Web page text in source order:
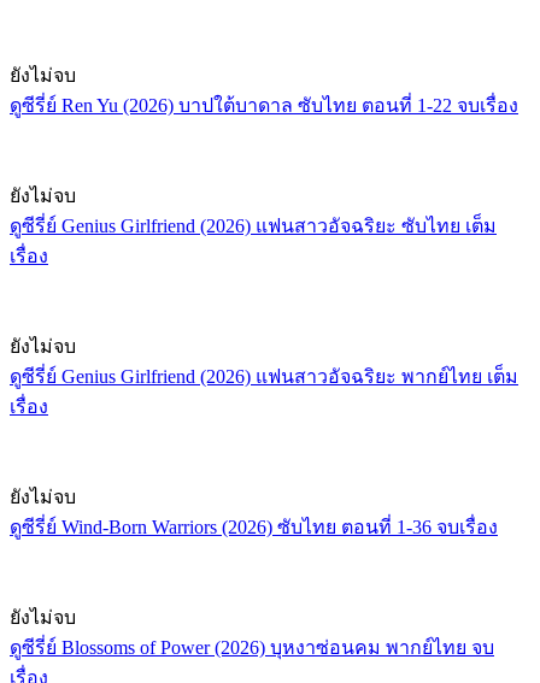
ยังไม่จบ
ดูซีรี่ย์ Ren Yu (2026) บาปใต้บาดาล ซับไทย ตอนที่ 1-22 จบเรื่อง
ยังไม่จบ
ดูซีรี่ย์ Genius Girlfriend (2026) แฟนสาวอัจฉริยะ ซับไทย เต็ม
เรื่อง
ยังไม่จบ
ดูซีรี่ย์ Genius Girlfriend (2026) แฟนสาวอัจฉริยะ พากย์ไทย เต็ม
เรื่อง
ยังไม่จบ
ดูซีรี่ย์ Wind-Born Warriors (2026) ซับไทย ตอนที่ 1-36 จบเรื่อง
ยังไม่จบ
ดูซีรี่ย์ Blossoms of Power (2026) บุหงาซ่อนคม พากย์ไทย จบ
เรื่อง